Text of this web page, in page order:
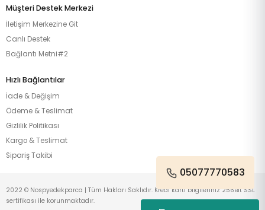
Müşteri Destek Merkezi
İletişim Merkezine Git
Canlı Destek
Bağlantı Metni#2
Hızlı Bağlantılar
İade & Değişim
Ödeme & Teslimat
Gizlilik Politikası
Kargo & Teslimat
Sipariş Takibi
05077770583
2022 © Nospyedekparca | Tüm Hakları Saklıdır. Kredi kartı bilgileriniz 256Bit SSL
sertifikası ile korunmaktadır.